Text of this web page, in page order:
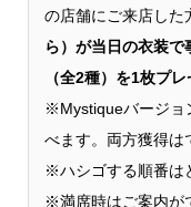
の店舗にご来店した
ら）が当日の衣装
（全2種）を1枚プレ
※Mystiqueバージョ
べます。両方獲得は
※ハシゴする順番は
※満席時はご案内が